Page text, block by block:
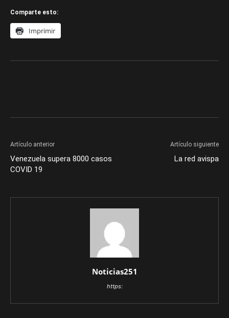
Comparte esto:
Imprimir
Artículo anterior
Venezuela supera 8000 casos
COVID 19
Artículo siguiente
La red avispa
Noticias251
https: